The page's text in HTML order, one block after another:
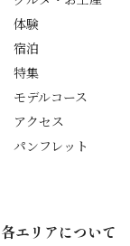
体験
宿泊
特集
モデルコース
アクセス
パンフレット
各エリアについて